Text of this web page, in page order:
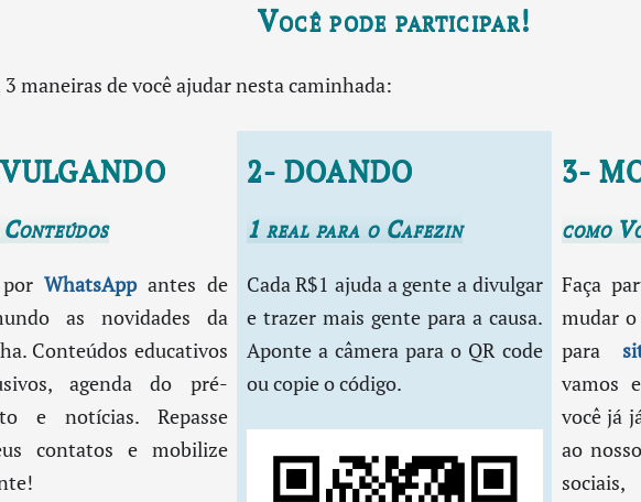
Você pode participar!
3 maneiras de você ajudar nesta caminhada:
WhatsAppantes de
as novidades da
Conteúdos educativos
agenda do pré-
e notícias. Repasse
contatos e mobilize
2- DOANDO
1 real para o Cafezin
Cada R$1 ajuda a gente a divulgar
e trazer mais gente para a causa.
Aponte a câmera para o QR code
ou copie o código.
3-
como
Faça
mudar
para
vamos
você já
ao